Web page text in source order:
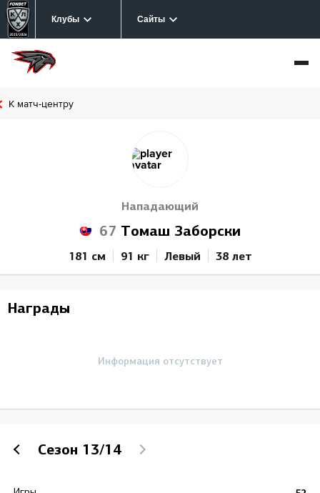
Клубы Сайты
К матч-центру
Нападающий
67 Томаш Заборски
181 см 91 кг Левый 38 лет
Награды
Информация отсутствует
Сезон 13/14